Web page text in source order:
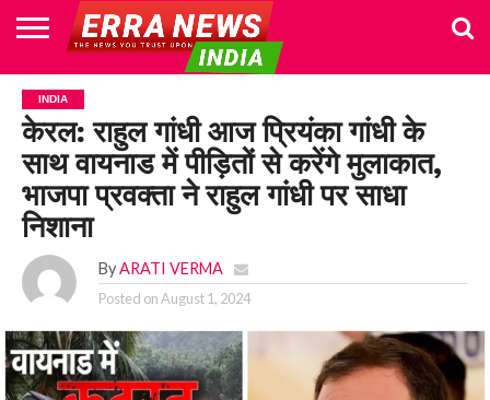
HOME
POLITICS
NEWS
BUSINESS
CULTURE
NATIONAL
SPORTS
LIFESTYLE
TRAVEL
OPINION
BREAKING
NEWS
ENTERTAINMENT
WORLD
CRIME
JOIN
US
INDIA
केरल: राहुल गांधी आज प्रियंका गांधी के
साथ वायनाड में पीड़ितों से करेंगे मुलाकात,
भाजपा प्रवक्ता ने राहुल गांधी पर साधा
निशाना
By ARATI VERMA
Posted onAugust 1, 2024